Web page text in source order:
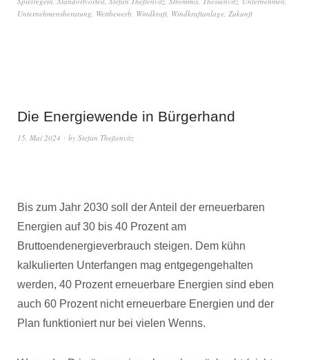
Unternehmensberatung, Wettbewerb, Windkraft, Windkraftanlage, Zukunft
Die Energiewende in Bürgerhand
15. Mai 2024 by Stefan Theßenvitz
Bis zum Jahr 2030 soll der Anteil der erneuerbaren
Energien auf 30 bis 40 Prozent am
Bruttoendenergieverbrauch steigen. Dem kühn
kalkulierten Unterfangen mag entgegengehalten
werden, 40 Prozent erneuerbare Energien sind eben
auch 60 Prozent nicht erneuerbare Energien und der
Plan funktioniert nur bei vielen Wenns.